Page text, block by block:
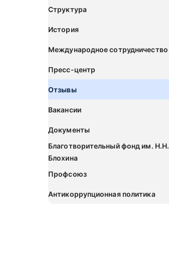
Структура
История
Международное сотрудничество
Пресс-центр
Отзывы
Вакансии
Документы
Благотворительный фонд им. Н.Н.
Блохина
Профсоюз
Антикоррупционная политика